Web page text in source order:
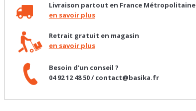
Livraison partout en France Métropolitaine
en savoir plus
Retrait gratuit en magasin
en savoir plus
Besoin d'un conseil ?
04 92 12 48 50 / contact@basika.fr